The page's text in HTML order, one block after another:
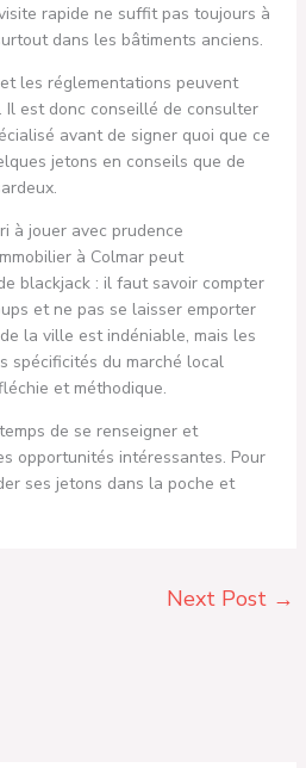
rapide ne suffit pas toujours à
dans les bâtiments anciens.
les réglementations peuvent
est donc conseillé de consulter
avant de signer quoi que ce
jetons en conseils que de
à jouer avec prudence
à Colmar peut
blackjack : il faut savoir compter
et ne pas se laisser emporter
la ville est indéniable, mais les
spécificités du marché local
et méthodique.
de se renseigner et
opportunités intéressantes. Pour
ses jetons dans la poche et
Next Post →